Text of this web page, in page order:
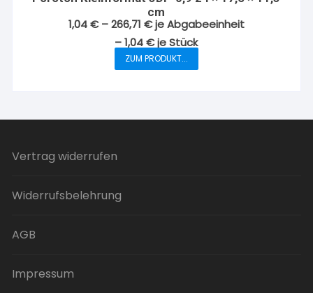
Die
Optionen
können
auf
der
werden
cm
1,04€–266,71 €je Abgabeeinheit
–1,04€jeStück
ZUM PRODUKT...
Dieses
mehrere
Vertrag widerrufen
Widerrufsbelehrung
AGB
Impressum